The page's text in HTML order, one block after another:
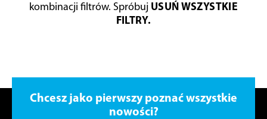
kombinacji filtrów. Spróbuj USUŃ WSZYSTKIE
FILTRY.
Chcesz jako pierwszy poznać wszystkie
nowości?